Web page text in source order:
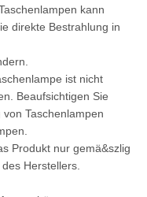
kann
direkte Bestrahlung in
ist nicht
Beaufsichtigen Sie
Taschenlampen
Produkt nur gemä&szlig
Herstellers.